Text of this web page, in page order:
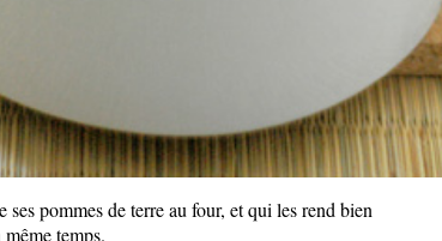
pommes de terre au four, et qui les rend bien
temps.